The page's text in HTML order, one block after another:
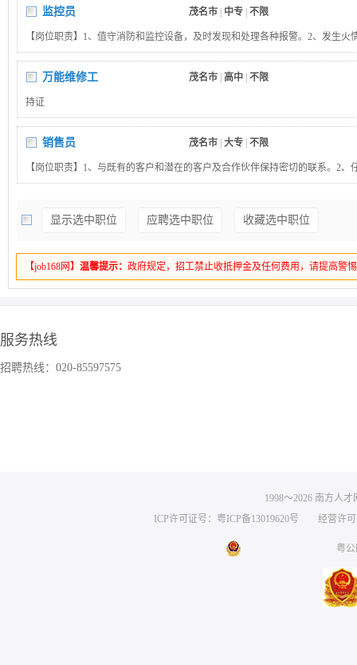
宾客办理入住、退房手续岗位要求：1. 良好的英文沟通能力2. 形象佳
监控员 茂名市 中专 不限
【岗位职责】1、值守消防和监控设备，及时发现和处理各种报警。2、发生火
的消防应急程序。3、准确操作中控室的各种设备处置发生在饭店的紧急情况
求】1、有较强的工作责任心；2、有迅速处理突发事件的敏感度和能力。
万能维修工 茂名市 高中 不限
持证
销售员 茂名市 大专 不限
【岗位职责】1、与既有的客户和潜在的客户及合作伙伴保持密切的联系。2、
户的会面，对预定的客户实施客户关系管理，完成销售目标。【岗位要求】1
显示选中职位 应聘选中职位 收藏选中职位
【job168网】 温馨提示： 政府规定，招工禁止收抵押金及任何费用，请提高警
服务热线
招聘热线：020-85597575
1998～2026 南方人才
ICP许可证号：粤ICP备13019620号 经营许可
粤公